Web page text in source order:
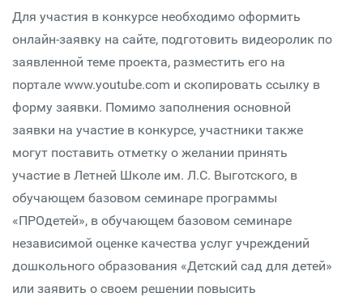
Для участия в конкурсе необходимо оформить
онлайн-заявку на сайте, подготовить видеоролик по
заявленной теме проекта, разместить его на
портале www.youtube.com и скопировать ссылку в
форму заявки. Помимо заполнения основной
заявки на участие в конкурсе, участники также
могут поставить отметку о желании принять
участие в Летней Школе им. Л.С. Выготского, в
обучающем базовом семинаре программы
«ПРОдетей», в обучающем базовом семинаре
независимой оценке качества услуг учреждений
дошкольного образования «Детский сад для детей»
или заявить о своем решении повысить